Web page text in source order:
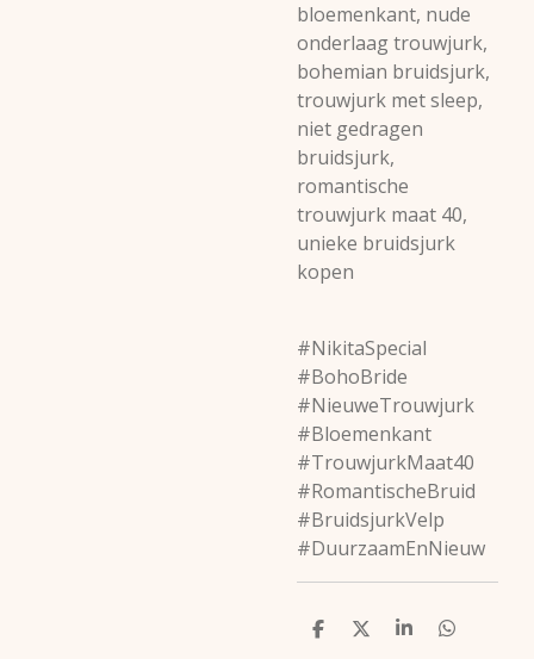
bloemenkant, nude
onderlaag trouwjurk,
bohemian bruidsjurk,
trouwjurk met sleep,
niet gedragen
bruidsjurk,
romantische
trouwjurk maat 40,
unieke bruidsjurk
kopen
#NikitaSpecial
#BohoBride
#NieuweTrouwjurk
#Bloemenkant
#TrouwjurkMaat40
#RomantischeBruid
#BruidsjurkVelp
#DuurzaamEnNieuw
D
D
S
D